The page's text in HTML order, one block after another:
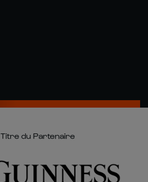
Titre du Partenaire